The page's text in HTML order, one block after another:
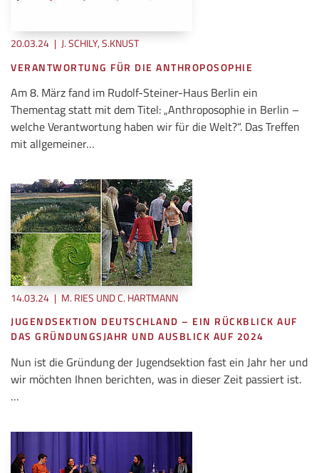
20.03.24 | J. SCHILY, S.KNUST
VERANTWORTUNG FÜR DIE ANTHROPOSOPHIE
Am 8. März fand im Rudolf-Steiner-Haus Berlin ein
Thementag statt mit dem Titel: „Anthroposophie in Berlin –
welche Verantwortung haben wir für die Welt?“. Das Treffen
mit allgemeiner…
14.03.24 | M. RIES UND C. HARTMANN
JUGENDSEKTION DEUTSCHLAND – EIN RÜCKBLICK AUF
DAS GRÜNDUNGSJAHR UND AUSBLICK AUF 2024
Nun ist die Gründung der Jugendsektion fast ein Jahr her und
wir möchten Ihnen berichten, was in dieser Zeit passiert ist.
…